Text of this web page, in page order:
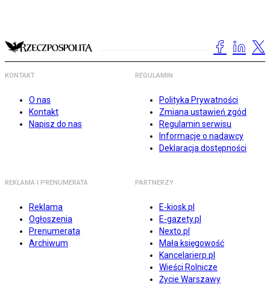
KONTAKT
O nas
Kontakt
Napisz do nas
REGULAMIN
Polityka Prywatności
Zmiana ustawień zgód
Regulamin serwisu
Informacje o nadawcy
Deklaracja dostępności
REKLAMA I PRENUMERATA
Reklama
Ogłoszenia
Prenumerata
Archiwum
PARTNERZY
E-kiosk.pl
E-gazety.pl
Nexto.pl
Mała księgowość
Kancelarierp.pl
Wieści Rolnicze
Życie Warszawy